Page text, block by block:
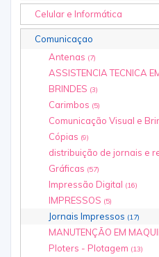
Celular e Informática
Comunicaçao
Antenas (7)
ASSISTENCIA TECNICA
BRINDES (3)
Carimbos (5)
Comunicação Visual e
Cópias (9)
distribuição de jornais e
Gráficas (57)
Impressão Digital (16)
IMPRESSOS (5)
Jornais Impressos (17)
MANUTENÇÃO EM
Ploters - Plotagem (13)